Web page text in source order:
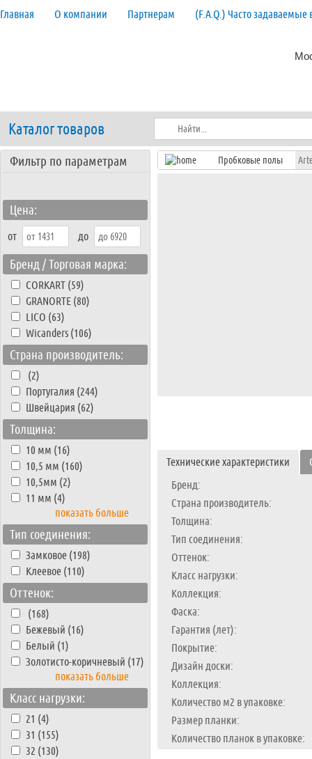
Главная О компании Партнерам (F.A.Q.) Часто задаваемые
Каталог товаров
Фильтр по параметрам
Цена:
от до
Бренд / Торговая марка:
CORKART (59)
GRANORTE (80)
LICO (63)
Wicanders (106)
Страна производитель:
(2)
Португалия (244)
Швейцария (62)
Толщина:
10 мм (16)
10,5 мм (160)
10,5мм (2)
11 мм (4)
показать больше
Тип соединения:
Замковое (198)
Клеевое (110)
Оттенок:
(168)
Бежевый (16)
Белый (1)
Золотисто-коричневый (17)
показать больше
Класс нагрузки:
21 (4)
31 (155)
32 (130)
Пробковые полы
Технические характеристики
Бренд:
Страна производитель:
Толщина:
Тип соединения:
Оттенок:
Класс нагрузки:
Коллекция:
Фаска:
Гарантия (лет):
Покрытие:
Дизайн доски:
Коллекция:
Количество м2 в упаковке:
Размер планки:
Количество планок в упаковке: